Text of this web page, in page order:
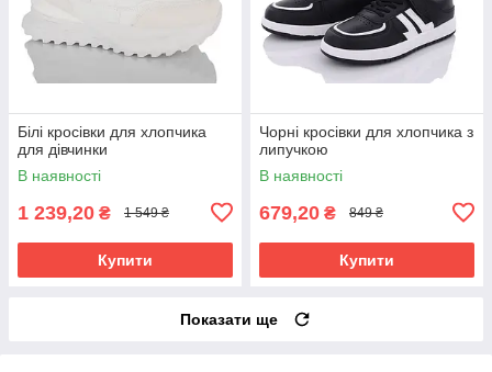
Білі кросівки для хлопчика
для дівчинки
В наявності
1 239,20 ₴ 1 549 ₴
Купити
Чорні кросівки для хлопчика з
липучкою
В наявності
679,20 ₴ 849 ₴
Купити
Показати ще